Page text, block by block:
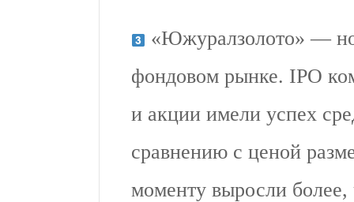
«Южуралзолото» —
фондовом рынке. IPO
и акции имели успех
сравнению с ценой
моменту выросли